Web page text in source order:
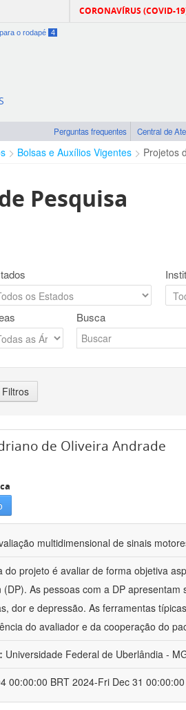
CORONAVÍRUS (COVID-
o rodapé 4
Perguntas frequentes Central de
Bolsas e Auxílios Vigentes Projetos
Pesquisa
Busca
de Oliveira Andrade
multidimensional de sinais
do projeto é avaliar de forma objetiva
As pessoas com a DP
dor e depressão. As ferramentas
do avaliador e da cooperação do
Universidade Federal de Uberlândia -
00:00:00 BRT 2024-Fri Dec 31